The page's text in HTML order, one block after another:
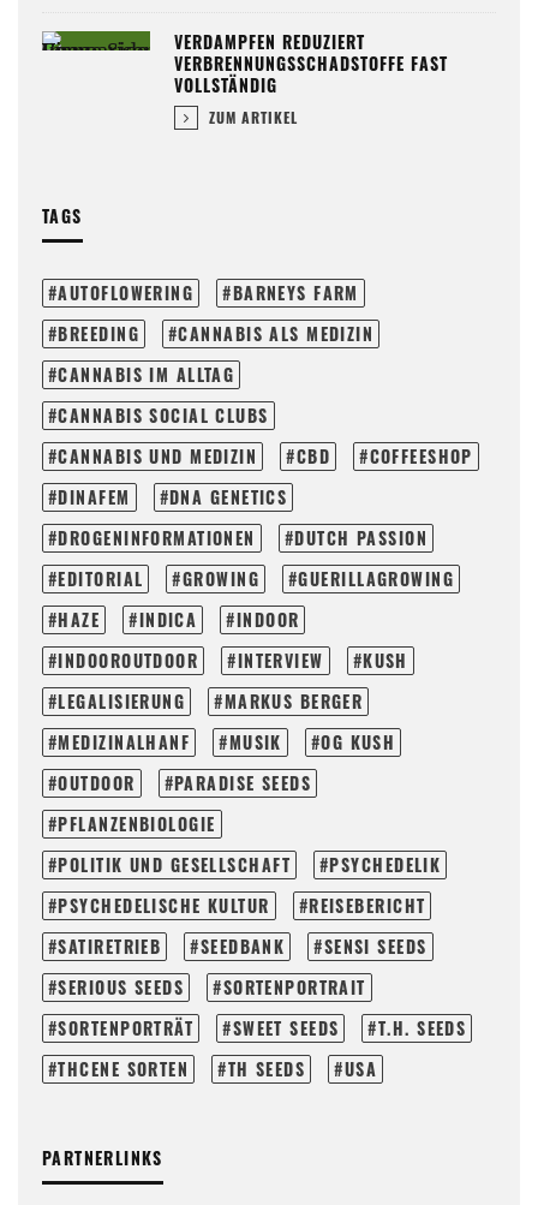
VERDAMPFEN REDUZIERT
VERBRENNUNGSSCHADSTOFFE FAST
VOLLSTÄNDIG
ZUM ARTIKEL
TAGS
AUTOFLOWERING
BARNEYS FARM
BREEDING
CANNABIS ALS MEDIZIN
CANNABIS IM ALLTAG
CANNABIS SOCIAL CLUBS
CANNABIS UND MEDIZIN
CBD
COFFEESHOP
DINAFEM
DNA GENETICS
DROGENINFORMATIONEN
DUTCH PASSION
EDITORIAL
GROWING
GUERILLAGROWING
HAZE
INDICA
INDOOR
INDOOROUTDOOR
INTERVIEW
KUSH
LEGALISIERUNG
MARKUS BERGER
MEDIZINALHANF
MUSIK
OG KUSH
OUTDOOR
PARADISE SEEDS
PFLANZENBIOLOGIE
POLITIK UND GESELLSCHAFT
PSYCHEDELIK
PSYCHEDELISCHE KULTUR
REISEBERICHT
SATIRETRIEB
SEEDBANK
SENSI SEEDS
SERIOUS SEEDS
SORTENPORTRAIT
SORTENPORTRÄT
SWEET SEEDS
T.H. SEEDS
THCENE SORTEN
TH SEEDS USA
PARTNERLINKS